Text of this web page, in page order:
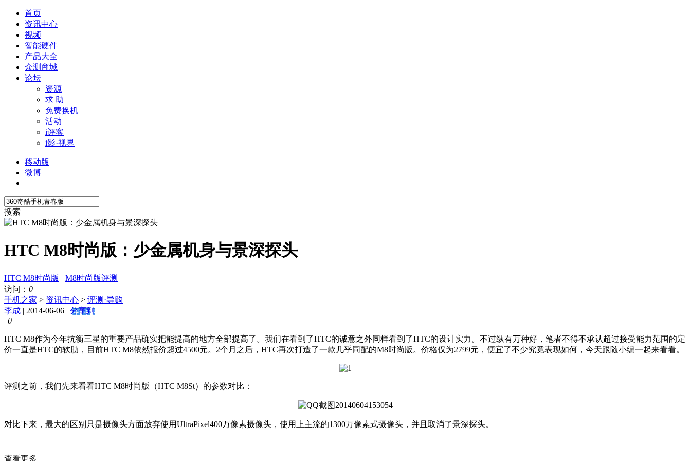
首页
资讯中心
视频
智能硬件
产品大全
众测商城
论坛
资源
求 助
免费换机
活动
i评客
i影·视界
移动版
微博
搜索
HTC M8时尚版：少金属机身与景深探头
HTC M8时尚版
M8时尚版评测
访问： 0
手机之家 > 资讯中心 > 评测·导购
李成 | 2014-06-06 | 分享到
| 0
HTC M8作为今年抗衡三星的重要产品确实把能提高的地方全部提高了。我们在看到了HTC的诚意之外同样看到了HTC的设计实力。不过纵有万种好，笔者不得不承认超过接受能力范围的定
价一直是HTC的软肋，目前HTC M8依然报价超过4500元。2个月之后，HTC再次打造了一款几乎同配的M8时尚版。价格仅为2799元，便宜了不少究竟表现如何，今天跟随小编一起来看看。
评测之前，我们先来看看HTC M8时尚版（HTC M8St）的参数对比：
对比下来，最大的区别只是摄像头方面放弃使用UltraPixel400万像素摄像头，使用上主流的1300万像素式摄像头，并且取消了景深探头。
查看更多